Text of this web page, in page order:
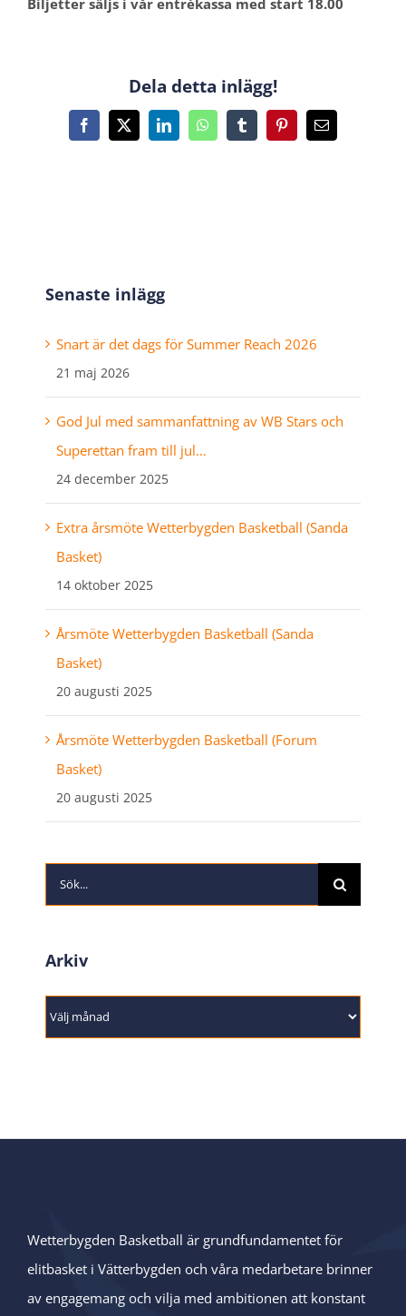
Biljetter säljs i vår entrékassa med start 18.00
Dela detta inlägg!
Facebook
X LinkedInWhatsAppTumblrPinterest
E-
post
Senaste inlägg
Snart är det dags för Summer Reach 2026
21 maj 2026
God Jul med sammanfattning av WB Stars och
Superettan fram till jul…
24 december 2025
Extra årsmöte Wetterbygden Basketball (Sanda
Basket)
14 oktober 2025
Årsmöte Wetterbygden Basketball (Sanda
Basket)
20 augusti 2025
Årsmöte Wetterbygden Basketball (Forum
Basket)
20 augusti 2025
Sök
efter:
Arkiv
Arkiv
Wetterbygden Basketball är grundfundamentet för
elitbasket i Vätterbygden och våra medarbetare brinner
av engagemang och vilja med ambitionen att konstant